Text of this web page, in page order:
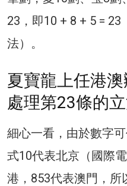
23，即10 + 8 + 5 = 23
法）。
夏寶龍上任港
處理第23條的
細心一看，由於數字
式10代表北京（國際
港，853代表澳門，所